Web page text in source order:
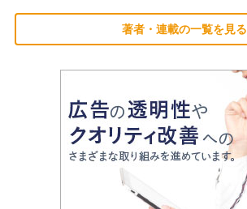
著者・連載の一覧を見る